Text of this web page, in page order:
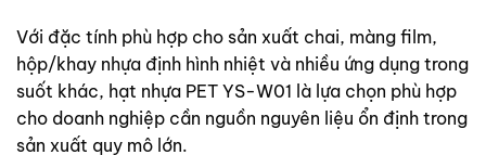
Với đặc tính phù hợp cho sản xuất chai, màng film,
hộp/khay nhựa định hình nhiệt và nhiều ứng dụng trong
suốt khác, hạt nhựa PET YS-W01 là lựa chọn phù hợp
cho doanh nghiệp cần nguồn nguyên liệu ổn định trong
sản xuất quy mô lớn.